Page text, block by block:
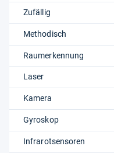
Zufällig
Methodisch
Raumerkennung
Laser
Kamera
Gyroskop
Infrarotsensoren